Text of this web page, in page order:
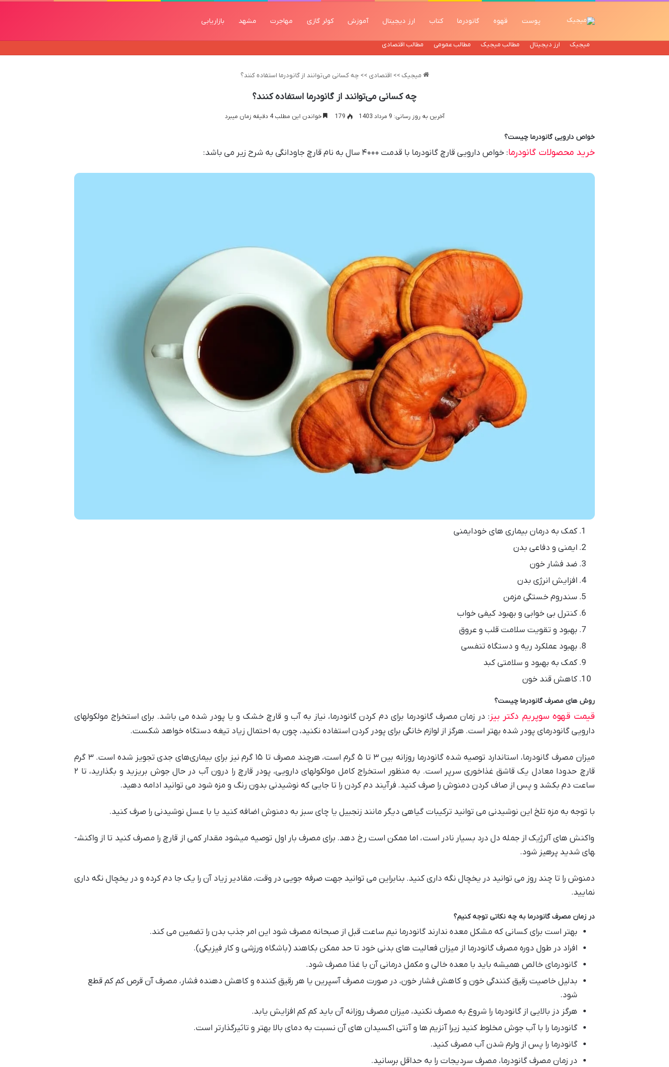
پوست قهوه گانودرما کتاب ارز دیجیتال آموزش کولر گازی مهاجرت مشهد بازاریابی
میجیک ارز دیجیتال مطالب میجیک مطالب عمومی مطالب اقتصادی
میجیک >> اقتصادی >> چه کسانی می‌توانند از گانودرما استفاده کنند؟
چه کسانی می‌توانند از گانودرما استفاده کنند؟
آخرین به روز رسانی: 9 مرداد 1403 179 خواندن این مطلب 4 دقیقه زمان میبرد
خواص دارویی گانودرما چیست؟
خرید محصولات گانودرما: خواص دارویی قارچ گانودرما با قدمت ۴۰۰۰ سال به نام قارچ جاودانگی به شرح زیر می باشد:
کمک به درمان بیماری های خودایمنی
ایمنی و دفاعی بدن
ضد فشار خون
افزایش انرژی بدن
سندروم خستگی مزمن
کنترل بی خوابی و بهبود کیفی خواب
بهبود و تقویت سلامت قلب و عروق
بهبود عملکرد ریه و دستگاه تنفسی
کمک به بهبود و سلامتی کبد
کاهش قند خون
روش های مصرف گانودرما چیست؟
قیمت قهوه سوپریم دکتر بیز: در زمان مصرف گانودرما برای دم کردن گانودرما، نیاز به آب و قارچ خشک و یا پودر شده می باشد. برای استخراج مولکول­های
دارویی گانودرمای پودر شده بهتر است. هرگز از لوازم خانگی برای پودر کردن استفاده نکنید، چون به احتمال زیاد تیغه دستگاه خواهد شکست.
میزان مصرف گانودرما، استاندارد توصیه شده گانودرما روزانه بین ۳ تا ۵ گرم است، هرچند مصرف تا ۱۵ گرم نیز برای بیماری‌های جدی تجویز شده است. ۳ گرم
قارچ حدودا معادل یک قاشق غذاخوری سرپر است. به منظور استخراج کامل مولکولهای دارویی، پودر قارچ را درون آب در حال جوش بریزید و بگذارید، تا ۲
ساعت دم بکشد و پس از صاف کردن دمنوش را صرف کنید. فرآیند دم کردن را تا جایی که نوشیدنی بدون رنگ و مزه شود می توانید ادامه دهید.
با توجه به مزه تلخ این نوشیدنی می توانید ترکیبات گیاهی دیگر مانند زنجبیل یا چای سبز به دمنوش اضافه کنید یا با عسل نوشیدنی را صرف کنید.
واکنش های آلرژیک از جمله دل درد بسیار نادر است، اما ممکن است رخ دهد. برای مصرف بار اول توصیه می­شود مقدار کمی از قارچ را مصرف کنید تا از واکنش­
های شدید پرهیز شود.
دمنوش را تا چند روز می توانید در یخچال نگه داری کنید. بنابراین می توانید جهت صرفه جویی در وقت، مقادیر زیاد آن را یک جا دم کرده و در یخچال نگه داری
نمایید.
در زمان مصرف گانودرما به چه نکاتی توجه کنیم؟
بهتر است برای کسانی که مشکل معده ندارند گانودرما نیم ساعت قبل از صبحانه مصرف شود این امر جذب بدن را تضمین می کند.
افراد در طول دوره مصرف گانودرما از میزان فعالیت های بدنی خود تا حد ممکن بکاهند (باشگاه ورزشی و کار فیزیکی).
گانودرمای خالص همیشه باید با معده خالی و مکمل درمانی آن با غذا مصرف شود.
بدلیل خاصیت رقیق کنندگی خون و کاهش فشار خون، در صورت مصرف آسپرین یا هر رقیق کننده و کاهش دهنده فشار، مصرف آن قرص کم کم قطع
شود.
هرگز دز بالایی از گانودرما را شروع به مصرف نکنید، میزان مصرف روزانه آن باید کم کم افزایش یابد.
گانودرما را با آب جوش مخلوط کنید زیرا آنزیم ها و آنتی اکسیدان های آن نسبت به دمای بالا بهتر و تاثیرگذارتر است.
گانودرما را پس از ولرم شدن آب مصرف کنید.
در زمان مصرف گانودرما، مصرف سردیجات را به حداقل برسانید.